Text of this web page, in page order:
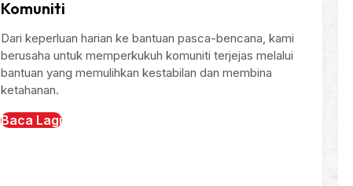
Komuniti
Dari keperluan harian ke bantuan pasca-bencana, kami
berusaha untuk memperkukuh komuniti terjejas melalui
bantuan yang memulihkan kestabilan dan membina
ketahanan.
Baca Lagi